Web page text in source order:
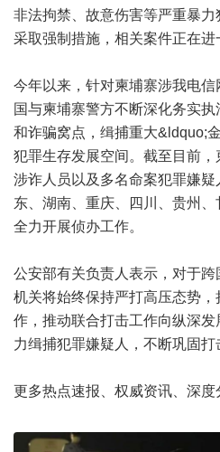
非法拘禁、故意伤害等严重暴
采取强制措施，相关案件正在进
今年以来，针对柬埔寨涉我电
国与柬埔寨警方不断深化务实
和诈骗窝点，缉捕重大&ldquo;
犯罪生存发展空间。截至目前
涉诈人员以及多名命案犯罪嫌
东、湖南、重庆、四川、贵州
全力开展侦办工作。
公安部有关负责人表示，对于
机关将始终保持严打高压态势
作，推动联合打击工作向纵深
力缉捕犯罪嫌疑人，不断巩固打
更多热点速报、权威资讯、深